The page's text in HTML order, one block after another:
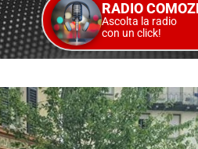
RADIO
Ascolta la radio
con un click!